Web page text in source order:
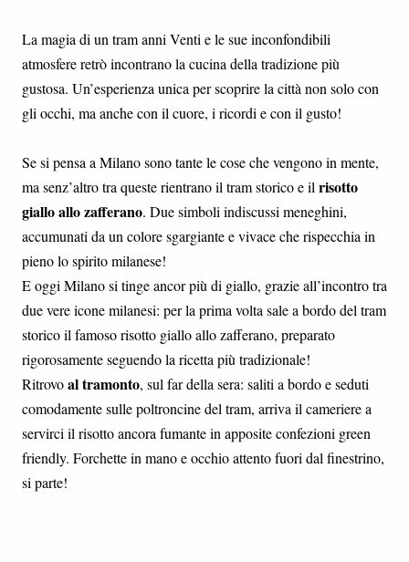
La magia di un tram anni Venti e le sue inconfondibili
atmosfere retrò incontrano la cucina della tradizione più
gustosa. Un’esperienza unica per scoprire la città non solo con
gli occhi, ma anche con il cuore, i ricordi e con il gusto!
Se si pensa a Milano sono tante le cose che vengono in mente,
ma senz’altro tra queste rientrano il tram storico e il risotto
giallo allo zafferano. Due simboli indiscussi meneghini,
accumunati da un colore sgargiante e vivace che rispecchia in
pieno lo spirito milanese!
E oggi Milano si tinge ancor più di giallo, grazie all’incontro tra
due vere icone milanesi: per la prima volta sale a bordo del tram
storico il famoso risotto giallo allo zafferano, preparato
rigorosamente seguendo la ricetta più tradizionale!
Ritrovoal tramonto, sul far della sera: saliti a bordo e seduti
comodamente sulle poltroncine del tram, arriva il cameriere a
servirci il risotto ancora fumante in apposite confezioni green
friendly. Forchette in mano e occhio attento fuori dal finestrino,
si parte!